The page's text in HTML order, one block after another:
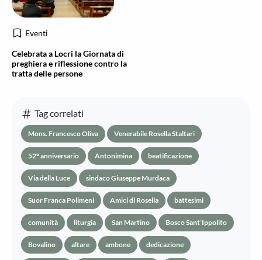
Eventi
Celebrata a Locri la Giornata di
preghiera e riflessione contro la
tratta delle persone
Tag correlati
Mons. Francesco Oliva Venerabile Rosella Staltari
52º anniversario Antonimina beatificazione
Via della Luce sindaco Giuseppe Murdaca
Suor Franca Polimeni Amici di Rosella battesimi
comunità liturgia San Martino Bosco Sant’Ippolito
Bovalino altare ambone dedicazione